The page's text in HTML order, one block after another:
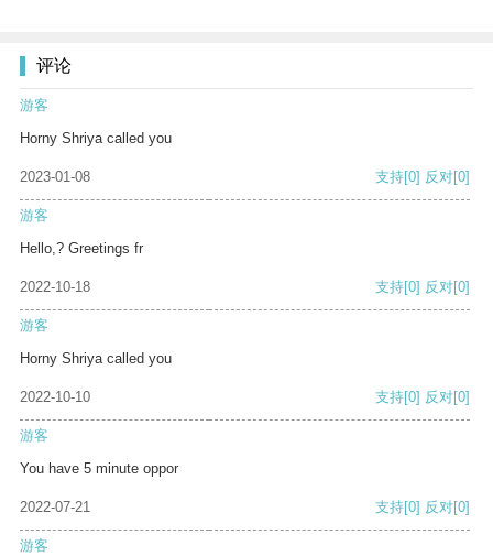
评论
游客
Horny Shriya called you
2023-01-08 支持[0] 反对[0]
游客
Hello,? Greetings fr
2022-10-18 支持[0] 反对[0]
游客
Horny Shriya called you
2022-10-10 支持[0] 反对[0]
游客
You have 5 minute oppor
2022-07-21 支持[0] 反对[0]
游客